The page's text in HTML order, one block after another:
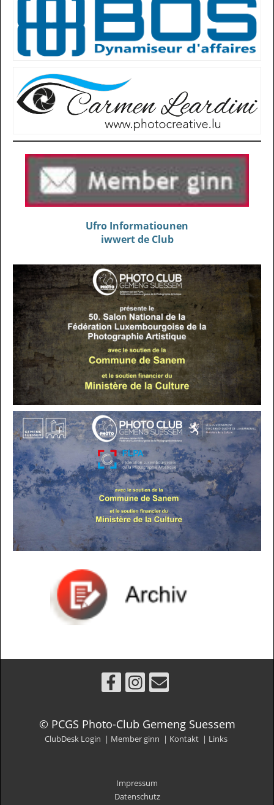
Ufro Informatiounen
iwwert de Club
© PCGS Photo-Club Gemeng Suessem
ClubDesk Login | Member ginn | Kontakt | Links
Impressum
Datenschutz